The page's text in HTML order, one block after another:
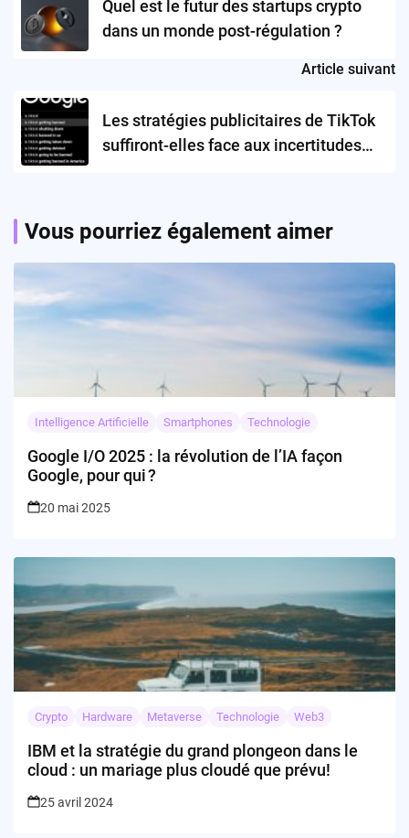
Quel est le futur des startups crypto
dans un monde post-régulation ?
Article suivant
Les stratégies publicitaires de TikTok
suffiront-elles face aux incertitudes
Vous pourriez également aimer
Intelligence Artificielle Smartphones Technologie
Google I/O 2025 : la révolution de l’IA façon
Google, pour qui ?
20 mai 2025
Crypto Hardware Metaverse Technologie Web3
IBM et la stratégie du grand plongeon dans le
cloud : un mariage plus cloudé que prévu!
25 avril 2024